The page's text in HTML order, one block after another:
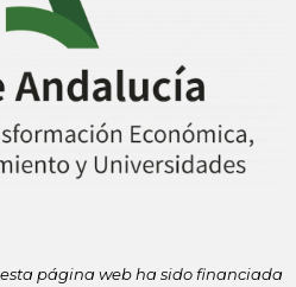
página web ha sido financiada